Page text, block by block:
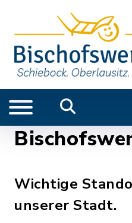
Wichtige
unserer Stadt.